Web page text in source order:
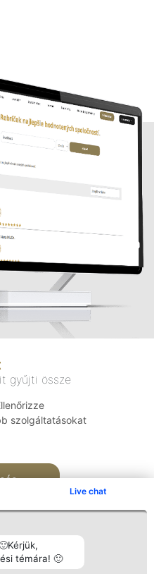
Live chat
témára! 🙂
gyűjti össze
szolgáltatásokat